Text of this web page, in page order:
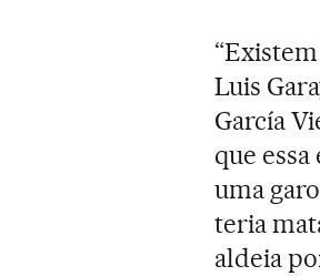
Luis
García
que
uma
teria
aldeia